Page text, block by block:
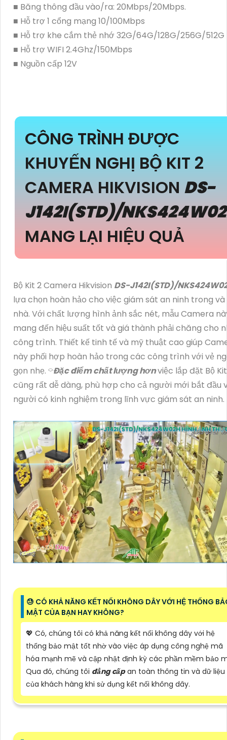
■ Băng thông đầu vào/ra: 20Mbps/20Mbps.
■ Hỗ trợ 1 cổng mạng 10/100Mbps
■ Hỗ trợ khe cắm thẻ nhớ 32G/64G/128G/256G/512G
■ Hỗ trợ WIFI 2.4Ghz/150Mbps
■ Nguồn cấp 12V
CÔNG TRÌNH ĐƯỢC
KHUYẾN NGHỊ BỘ KIT 2
CAMERA HIKVISION DS-
J142I(STD)/
MANG LẠI HIỆU QUẢ
Bộ Kit 2 Camera Hikvision DS-J142I(STD)/
lựa chọn hoàn hảo cho việc giám sát an ninh trong và
nhà. Với chất lượng hình ảnh sắc nét, mẫu Camera
mang đến hiệu suất tốt và giá thành phải chăng cho
công trình. Thiết kế tinh tế và mỹ thuật cao giúp
này phối hợp hoàn hảo trong các công trình với vẻ
gọn nhẹ. ⌔Đặc điểm chất lượng hơnviệc lắp đặt Bộ
cũng rất dễ dàng, phù hợp cho cả người mới bắt đầu
người có kinh nghiệm trong lĩnh vực giám sát an ninh.
😓 CÓ KHẢ NĂNG KẾT NỐI KHÔNG DÂY VỚI HỆ THỐNG
MẬT CỦA BẠN HAY KHÔNG?
💖 Có, chúng tôi có khả năng kết nối không dây với hệ
thống bảo mật tốt nhờ vào việc áp dụng công nghệ mã
hóa mạnh mẽ và cập nhật định kỳ các phần mềm bảo
Qua đó, chúng tôi đẳng cấpan toàn thông tin và dữ liệu
của khách hàng khi sử dụng kết nối không dây.